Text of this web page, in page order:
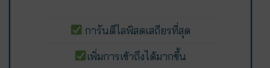
การันตีไลฟ์สดเสถียรที่สุด
เพิ่มการเข้าถึงได้มากขึ้น